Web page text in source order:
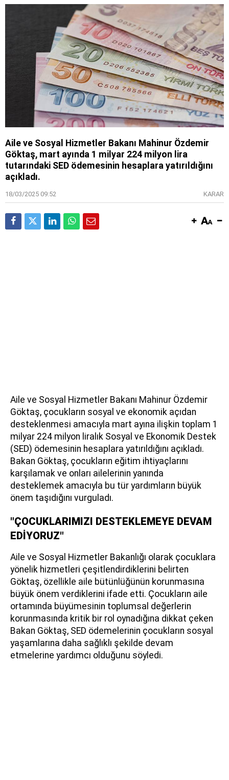
Aile ve Sosyal Hizmetler Bakanı Mahinur Özdemir
Göktaş, mart ayında 1 milyar 224 milyon lira
tutarındaki SED ödemesinin hesaplara yatırıldığını
açıkladı.
18/03/2025 09:52 KARAR
Aile ve Sosyal Hizmetler Bakanı Mahinur Özdemir
Göktaş, çocukların sosyal ve ekonomik açıdan
desteklenmesi amacıyla mart ayına ilişkin toplam 1
milyar 224 milyon liralık Sosyal ve Ekonomik Destek
(SED) ödemesinin hesaplara yatırıldığını açıkladı.
Bakan Göktaş, çocukların eğitim ihtiyaçlarını
karşılamak ve onları ailelerinin yanında
desteklemek amacıyla bu tür yardımların büyük
önem taşıdığını vurguladı.
"ÇOCUKLARIMIZI DESTEKLEMEYE DEVAM
EDİYORUZ"
Aile ve Sosyal Hizmetler Bakanlığı olarak çocuklara
yönelik hizmetleri çeşitlendirdiklerini belirten
Göktaş, özellikle aile bütünlüğünün korunmasına
büyük önem verdiklerini ifade etti. Çocukların aile
ortamında büyümesinin toplumsal değerlerin
korunmasında kritik bir rol oynadığına dikkat çeken
Bakan Göktaş, SED ödemelerinin çocukların sosyal
yaşamlarına daha sağlıklı şekilde devam
etmelerine yardımcı olduğunu söyledi.